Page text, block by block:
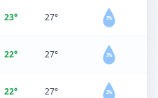
23° 27° 3%
22° 27° 3%
22° 27° 3%